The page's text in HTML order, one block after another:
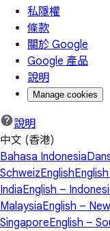
私隱權
條款
關於 Google
Google 產品
說明
Manage cookies
說明
中文 (香港)
Bahasa Indonesia
SchweizEnglish
IndiaEnglish –
MalaysiaEnglish –
SingaporeEnglish –